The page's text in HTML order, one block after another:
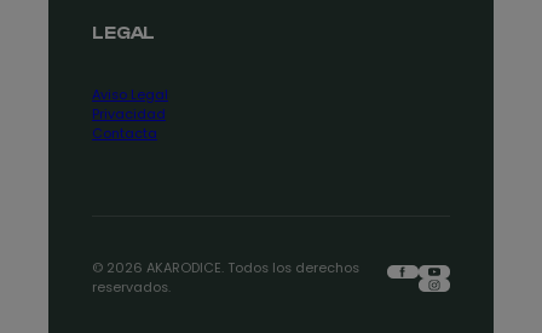
LEGAL
Aviso Legal
Privacidad
Contacta
© 2026 AKARODICE. Todos los derechos
reservados.
Facebook
YouTube
Instagram